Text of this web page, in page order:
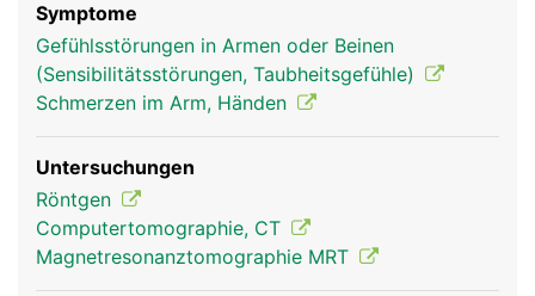
Symptome
Gefühlsstörungen in Armen oder Beinen
(Sensibilitätsstörungen, Taubheitsgefühle)
Schmerzen im Arm, Händen
Untersuchungen
Röntgen
Computertomographie, CT
Magnetresonanztomographie MRT